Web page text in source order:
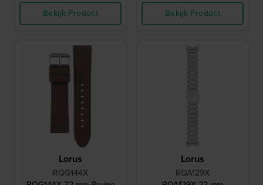
Bekijk Product
Bekijk Product
Lorus
RQG144X
Lorus
RQA129X